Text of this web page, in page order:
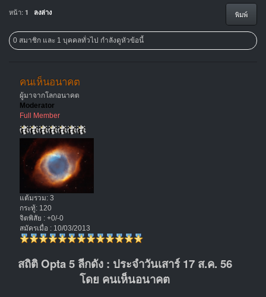
พิมพ์
หน้า: 1 ลงล่าง
0 สมาชิก และ 1 บุคคลทั่วไป กำลังดูหัวข้อนี้
คนเห็นอนาคต
ผู้มาจากโลกอนาคต
Moderator
Full Member
แต้มรวม: 3
กระทู้: 120
จิตพิสัย : +0/-0
สมัครเมื่อ : 10/03/2013
สถิติ Opta 5 ลีกดัง : ประจำวันเสาร์ 17 ส.ค. 56
โดย คนเห็นอนาคต